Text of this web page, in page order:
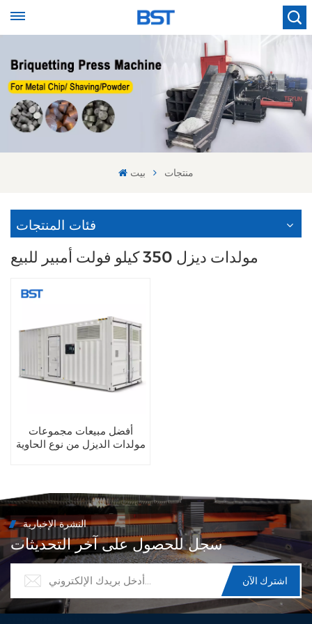
بيت منتجات
فئات المنتجات
مولدات ديزل 350 كيلو فولت أمبير للبيع
أفضل مبيعات مجموعات
مولدات الديزل من نوع الحاوية
النشرة الإخبارية
سجل للحصول على آخر التحديثات